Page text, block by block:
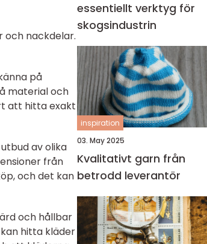
och nackdelar.
på
material och
att hitta exakt
av olika
från
och det kan
och hållbar
hitta kläder
essentiellt verktyg för
skogsindustrin
inspiration
03. May 2025
Kvalitativt garn från
betrodd leverantör